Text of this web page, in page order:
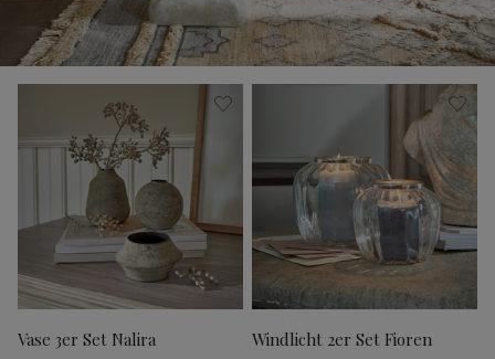
Vase 3er Set Nalira Windlicht 2er Set Fioren